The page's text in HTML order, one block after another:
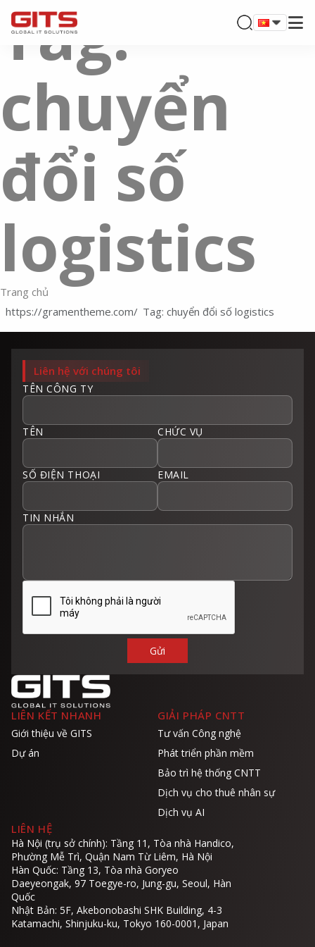
Tag:
chuyển
đổi số
logistics
Trang chủ
Tag: chuyển đổi số logistics
Liên hệ với chúng tôi
TÊN CÔNG TY
TÊN CHỨC VỤ
SỐ ĐIỆN THOẠI EMAIL
TIN NHẮN
LIÊN KẾT NHANH
Giới thiệu về GITS
Dự án
GIẢI PHÁP CNTT
Tư vấn Công nghệ
Phát triển phần mềm
Bảo trì hệ thống CNTT
Dịch vụ cho thuê nhân sự
Dịch vụ AI
LIÊN HỆ
Hà Nội (trụ sở chính): Tầng 11, Tòa nhà Handico,
Phường Mễ Trì, Quận Nam Từ Liêm, Hà Nội
Hàn Quốc: Tầng 13, Tòa nhà Goryeo
Daeyeongak, 97 Toegye-ro, Jung-gu, Seoul, Hàn
Quốc
Nhật Bản: 5F, Akebonobashi SHK Building, 4-3
Katamachi, Shinjuku-ku, Tokyo 160-0001, Japan